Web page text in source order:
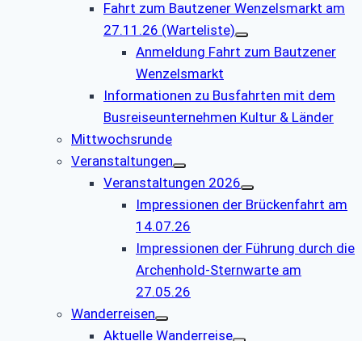
Fahrt zum Bautzener Wenzelsmarkt am
27.11.26 (Warteliste)
Anmeldung Fahrt zum Bautzener
Wenzelsmarkt
Informationen zu Busfahrten mit dem
Busreiseunternehmen Kultur & Länder
Mittwochsrunde
Veranstaltungen
Veranstaltungen 2026
Impressionen der Brückenfahrt am
14.07.26
Impressionen der Führung durch die
Archenhold-Sternwarte am
27.05.26
Wanderreisen
Aktuelle Wanderreise